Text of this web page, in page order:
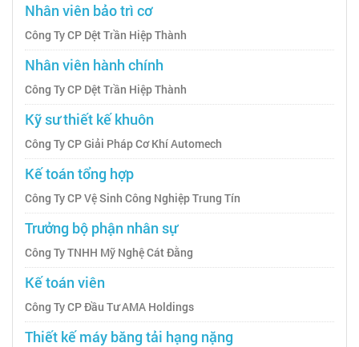
Nhân viên bảo trì cơ
Công Ty CP Dệt Trần Hiệp Thành
Nhân viên hành chính
Công Ty CP Dệt Trần Hiệp Thành
Kỹ sư thiết kế khuôn
Công Ty CP Giải Pháp Cơ Khí Automech
Kế toán tổng hợp
Công Ty CP Vệ Sinh Công Nghiệp Trung Tín
Trưởng bộ phận nhân sự
Công Ty TNHH Mỹ Nghệ Cát Đằng
Kế toán viên
Công Ty CP Đầu Tư AMA Holdings
Thiết kế máy băng tải hạng nặng